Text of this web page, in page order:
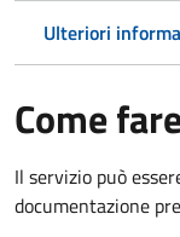
Ulteriori
Come
Il servizio può
documentazione